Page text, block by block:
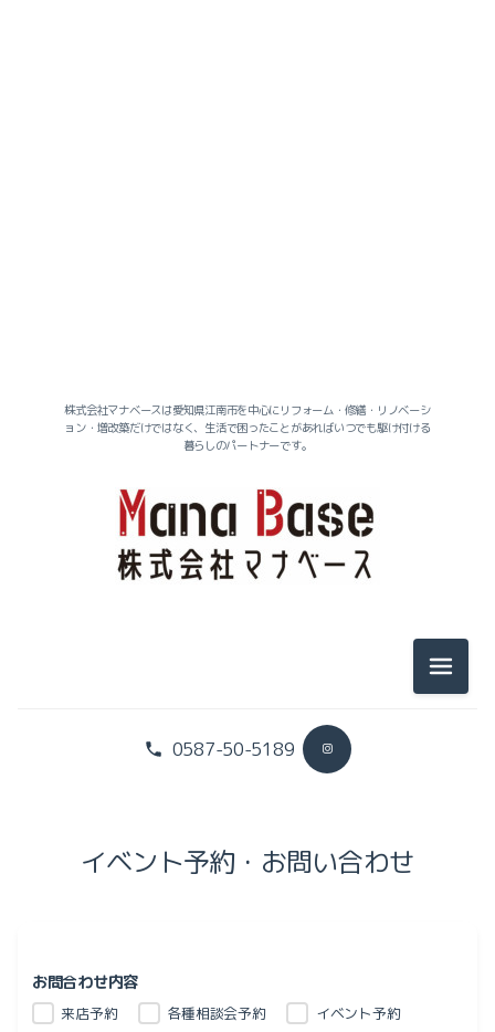
0587-50-5189
株式会社マナベースは愛知県江南市を中心にリフォーム・修繕・リノベーシ
ョン・増改築だけではなく、生活で困ったことがあればいつでも駆け付ける
暮らしのパートナーです。
メニュ
イベント予約・お問い合わせ
お問合わせ内容
来店予約 各種相談会予約
イベント予約